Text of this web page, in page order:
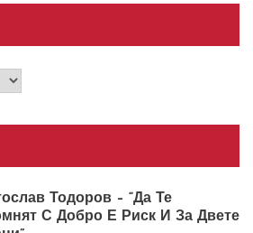
Тодоров – “Да Те
С Добро Е Риск И За Двете